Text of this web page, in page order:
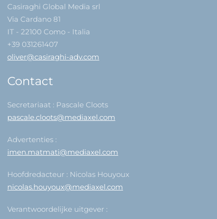
Casiraghi Global Media srl
Via Cardano 81
IT - 22100 Como - Italia
+39 031261407
oliver@casiraghi-adv.com
Contact
Secretariaat : Pascale Cloots
pascale.cloots@mediaxel.com
Advertenties :
imen.matmati@mediaxel.com
Hoofdredacteur : Nicolas Houyoux
nicolas.houyoux@mediaxel.com
Verantwoordelijke uitgever :